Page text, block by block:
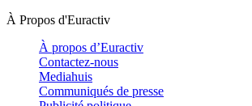
À Propos d'Euractiv
À propos d’Euractiv
Contactez-nous
Mediahuis
Communiqués de presse